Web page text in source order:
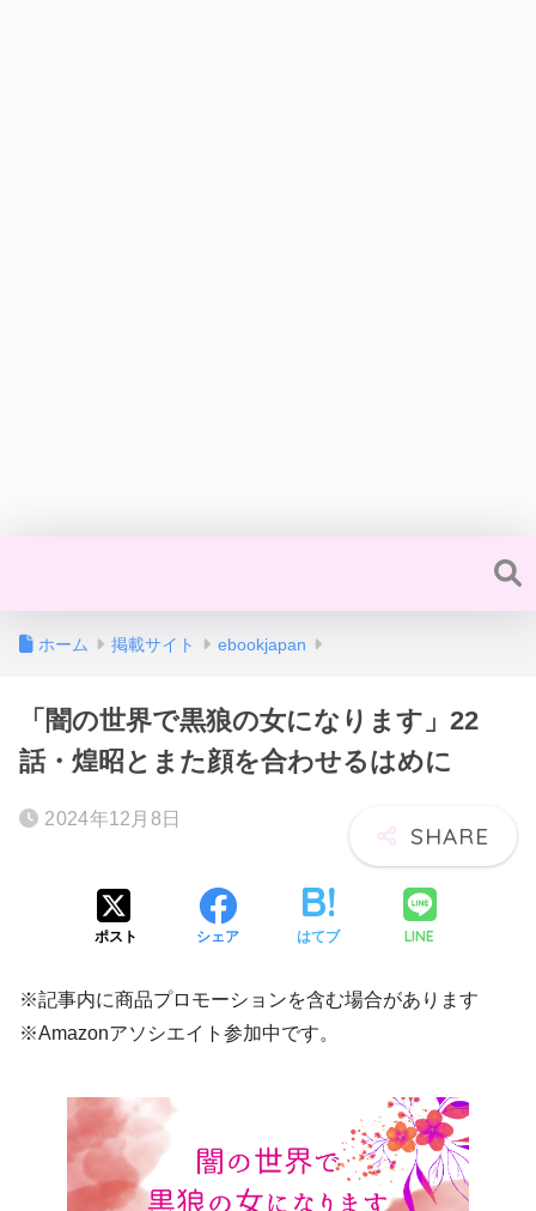
ホーム 掲載サイト ebookjapan
「闇の世界で黒狼の女になります」22
話・煌昭とまた顔を合わせるはめに
2024年12月8日
ポスト シェア はてブ LINE
※記事内に商品プロモーションを含む場合があります
※Amazonアソシエイト参加中です。